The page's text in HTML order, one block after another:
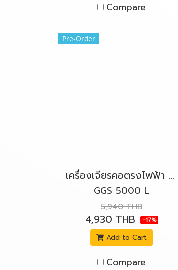
Compare
Pre-Order
เครื่องเจียรคอตรงไฟฟ้า 500W. BOSCH รุ่น GGS 5000 L สวิตช์ข้างล็อค
GGS 5000 L
5,940 THB
4,930 THB -17%
Add to Cart
Compare